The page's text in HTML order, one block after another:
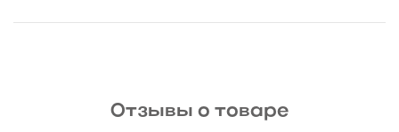
Отзывы о товаре